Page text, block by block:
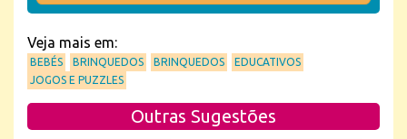
Veja mais em:
BEBÉS BRINQUEDOS BRINQUEDOS
EDUCATIVOS
JOGOS E PUZZLES
Outras Sugestões